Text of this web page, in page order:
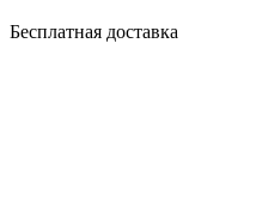
Бесплатная доставка